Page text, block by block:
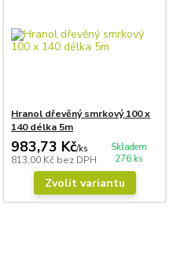
Hranol dřevěný smrkový 100 x
140 délka 5m
983,73 Kč/ks
813,00 Kč bez DPH
Skladem
276 ks
Zvolit variantu